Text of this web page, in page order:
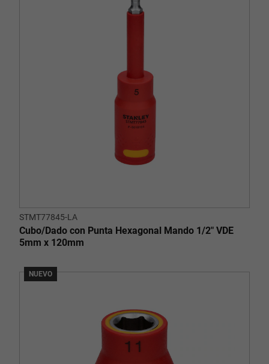
STMT77845-LA
Cubo/Dado con Punta Hexagonal Mando 1/2" VDE
5mm x 120mm
NUEVO